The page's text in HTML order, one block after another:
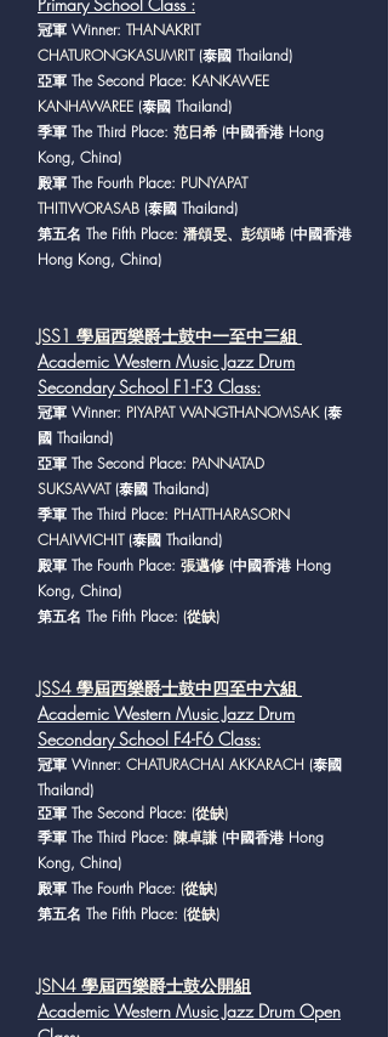
冠軍 Winner: THANAKRIT
CHATURONGKASUMRIT(泰國 Thailand)
亞軍 The Second Place: KANKAWEE
KANHAWAREE (泰國 Thailand)
季軍 The Third Place: 范日希 (中國香港 Hong
Kong, China)
殿軍 The Fourth Place: PUNYAPAT
THITIWORASAB (泰國 Thailand)
第五名 The Fifth Place: 潘頌旻、彭頌晞 (中國香港
Hong Kong, China)​​​
JSS1 學屆西樂爵士鼓中一至中三組
Academic Western Music Jazz Drum
Secondary School F1-F3 Class:
冠軍 Winner: PIYAPAT WANGTHANOMSAK(泰
國 Thailand)
亞軍 The Second Place: PANNATAD
SUKSAWAT(泰國 Thailand)
季軍 The Third Place: PHATTHARASORN
CHAIWICHIT(泰國 Thailand)
殿軍 The Fourth Place: 張邁修 (中國香港 Hong
Kong, China)
第五名 The Fifth Place: (從缺)
JSS4 學屆西樂爵士鼓中四至中六組
Academic Western Music Jazz Drum
Secondary School F4-F6 Class:
冠軍 Winner: CHATURACHAI AKKARACH (泰國
Thailand)
亞軍 The Second Place: (從缺)
季軍 The Third Place: 陳卓謙 (中國香港 Hong
Kong, China)
殿軍 The Fourth Place: (從缺)
第五名 The Fifth Place: (從缺)
JSN4 學屆西樂爵士鼓公開組
Academic Western Music Jazz Drum Open